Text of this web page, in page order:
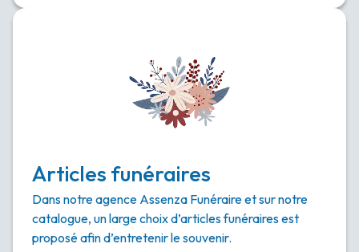
Articles funéraires
Dans notre agence Assenza Funéraire et sur notre
catalogue, un large choix d’articles funéraires est
proposé afin d’entretenir le souvenir.